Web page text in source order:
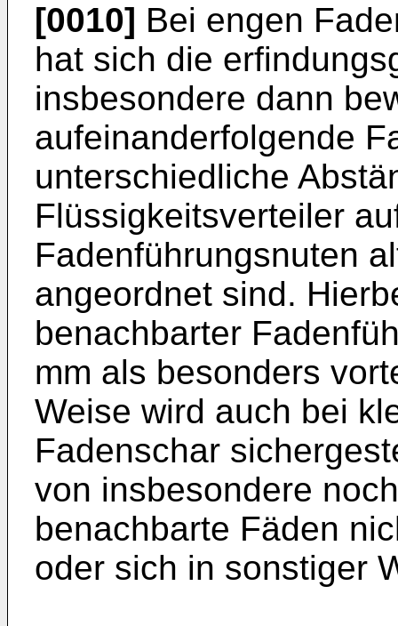
[0010] Bei engen
hat sich die
insbesondere dann
aufeinanderfolgende
unterschiedliche
Flüssigkeitsverteiler
Fadenführungsnuten
angeordnet sind.
benachbarter
mm als besonders
Weise wird auch bei
Fadenschar
von insbesondere
benachbarte Fäden
oder sich in sonstiger